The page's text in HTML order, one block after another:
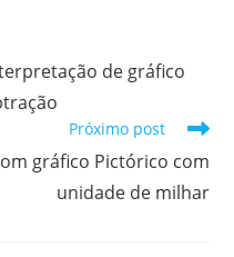
de gráfico
Próximo post
gráfico Pictórico com
unidade de milhar